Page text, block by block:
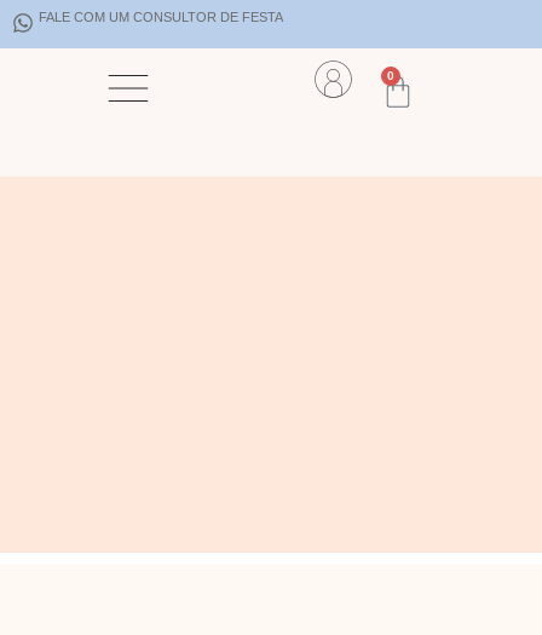
FALE COM UM CONSULTOR DE FESTA
0